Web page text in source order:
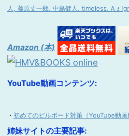
人, 藤原丈一郎, 中島健人, timeless, Aぇ
Amazon (本)
YouTube動画コンテンツ:
・ 初めてのビルボード対策（YouTube動画
姉妹サイトの主要記事: